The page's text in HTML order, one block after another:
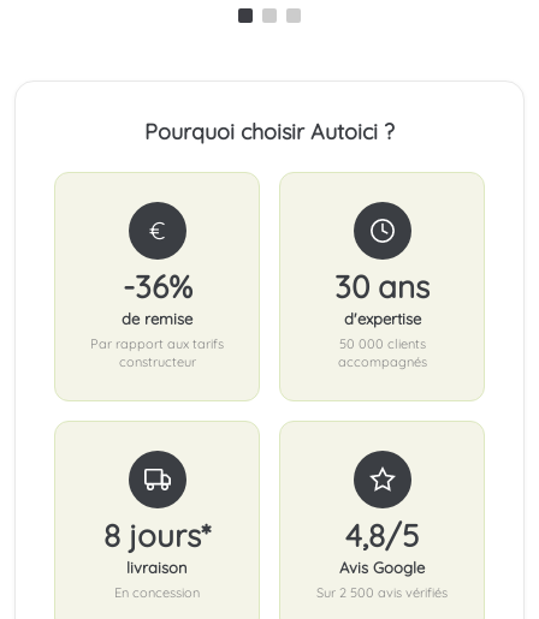
Pourquoi choisir Autoici ?
€
-36%
de remise
Par rapport aux tarifs
constructeur
30 ans
d'expertise
50 000 clients
accompagnés
8 jours*
livraison
En concession
4,8/5
Avis Google
Sur 2 500 avis vérifiés